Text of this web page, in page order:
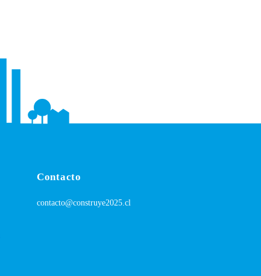
Contacto
contacto@construye2025.cl